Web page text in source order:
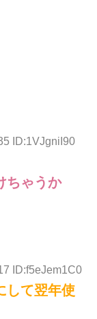
ID:1VJgniI90
ちゃうか
ID:f5eJem1C0
して翌年使